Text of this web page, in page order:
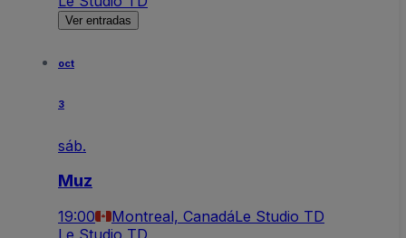
Ver entradas
oct
3
sáb.
Muz
19:00 Montreal, CanadáLe Studio TD
Le Studio TD